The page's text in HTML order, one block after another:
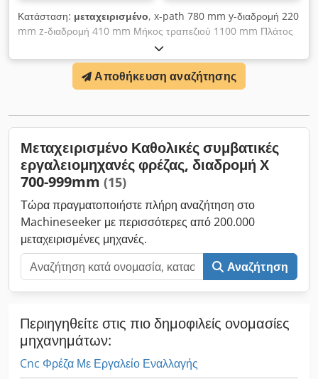
Κατάσταση: μεταχειρισμένο, x-path 780 mm y-διαδρομή 220
mm z-διαδρομή 410 mm Μήκος τραπεζιού 1100 mm Πλάτος
τραπεζιού 270 mm Ταχύτητες ατράκτου 40 - 960 στροφές ανά
λεπτό Υποδοχή ατράκτου SK 40 Συνολική απαίτηση ισχύος kW
Βάρος μηχανήματος περίπου 1,7 τόνοι Απαιτούμενος χώρος
περίπου 1,8 x 1,6 x 1,8 m Οριζόντια μηχανή φρεζαρίσματος -
Αποθήκευση αναζήτησης
Μεταχειρισμένο Καθολικές συμβατικές
εργαλειομηχανές φρέζας, διαδρομή Χ
700-999mm (15)
Τώρα πραγματοποιήστε πλήρη αναζήτηση στο
Machineseeker με περισσότερες από 200.000
μεταχειρισμένες μηχανές.
Αναζήτηση
Περιηγηθείτε στις πιο δημοφιλείς ονομασίες
μηχανημάτων:
Cnc Φρέζα Με Εργαλείο Εναλλαγής